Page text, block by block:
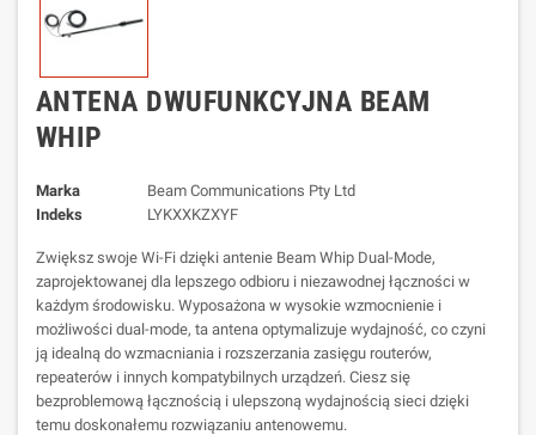
ANTENA DWUFUNKCYJNA BEAM
WHIP
Marka
Beam Communications Pty Ltd
Indeks
LYKXXKZXYF
Zwiększ swoje Wi-Fi dzięki antenie Beam Whip Dual-Mode,
zaprojektowanej dla lepszego odbioru i niezawodnej łączności w
każdym środowisku. Wyposażona w wysokie wzmocnienie i
możliwości dual-mode, ta antena optymalizuje wydajność, co czyni
ją idealną do wzmacniania i rozszerzania zasięgu routerów,
repeaterów i innych kompatybilnych urządzeń. Ciesz się
bezproblemową łącznością i ulepszoną wydajnością sieci dzięki
temu doskonałemu rozwiązaniu antenowemu.